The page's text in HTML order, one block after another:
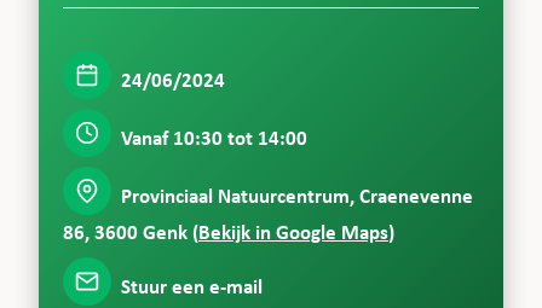
24/06/2024
Vanaf 10:30 tot 14:00
Provinciaal Natuurcentrum, Craenevenne
86, 3600 Genk (Bekijk in Google Maps)
Stuur een e-mail